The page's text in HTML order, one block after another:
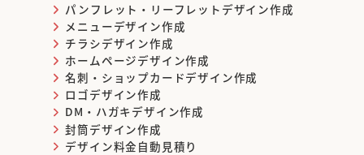
パンフレット・リーフレットデザイン作成
メニューデザイン作成
チラシデザイン作成
ホームページデザイン作成
名刺・ショップカードデザイン作成
ロゴデザイン作成
DM・ハガキデザイン作成
封筒デザイン作成
デザイン料金自動見積り